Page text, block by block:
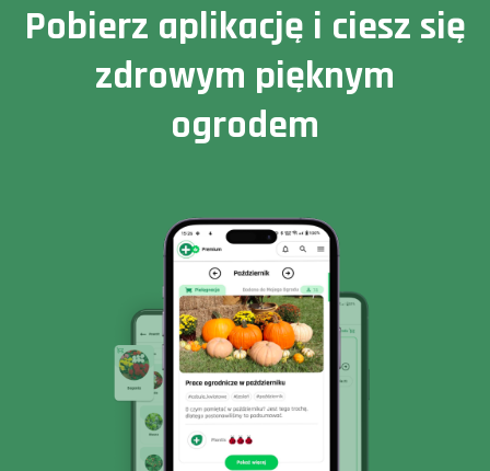
Pobierz aplikację i ciesz się
zdrowym pięknym
ogrodem